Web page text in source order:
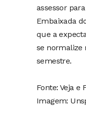
assessor
Embaixada
que a
se normalize
semestre.
Fonte: Veja e
Imagem: